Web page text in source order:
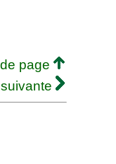
page